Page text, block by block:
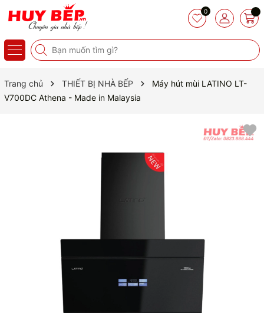
0
Trang chủ THIẾT BỊ NHÀ BẾP
Máy hút mùi LATINO LT-
V700DC Athena - Made in Malaysia